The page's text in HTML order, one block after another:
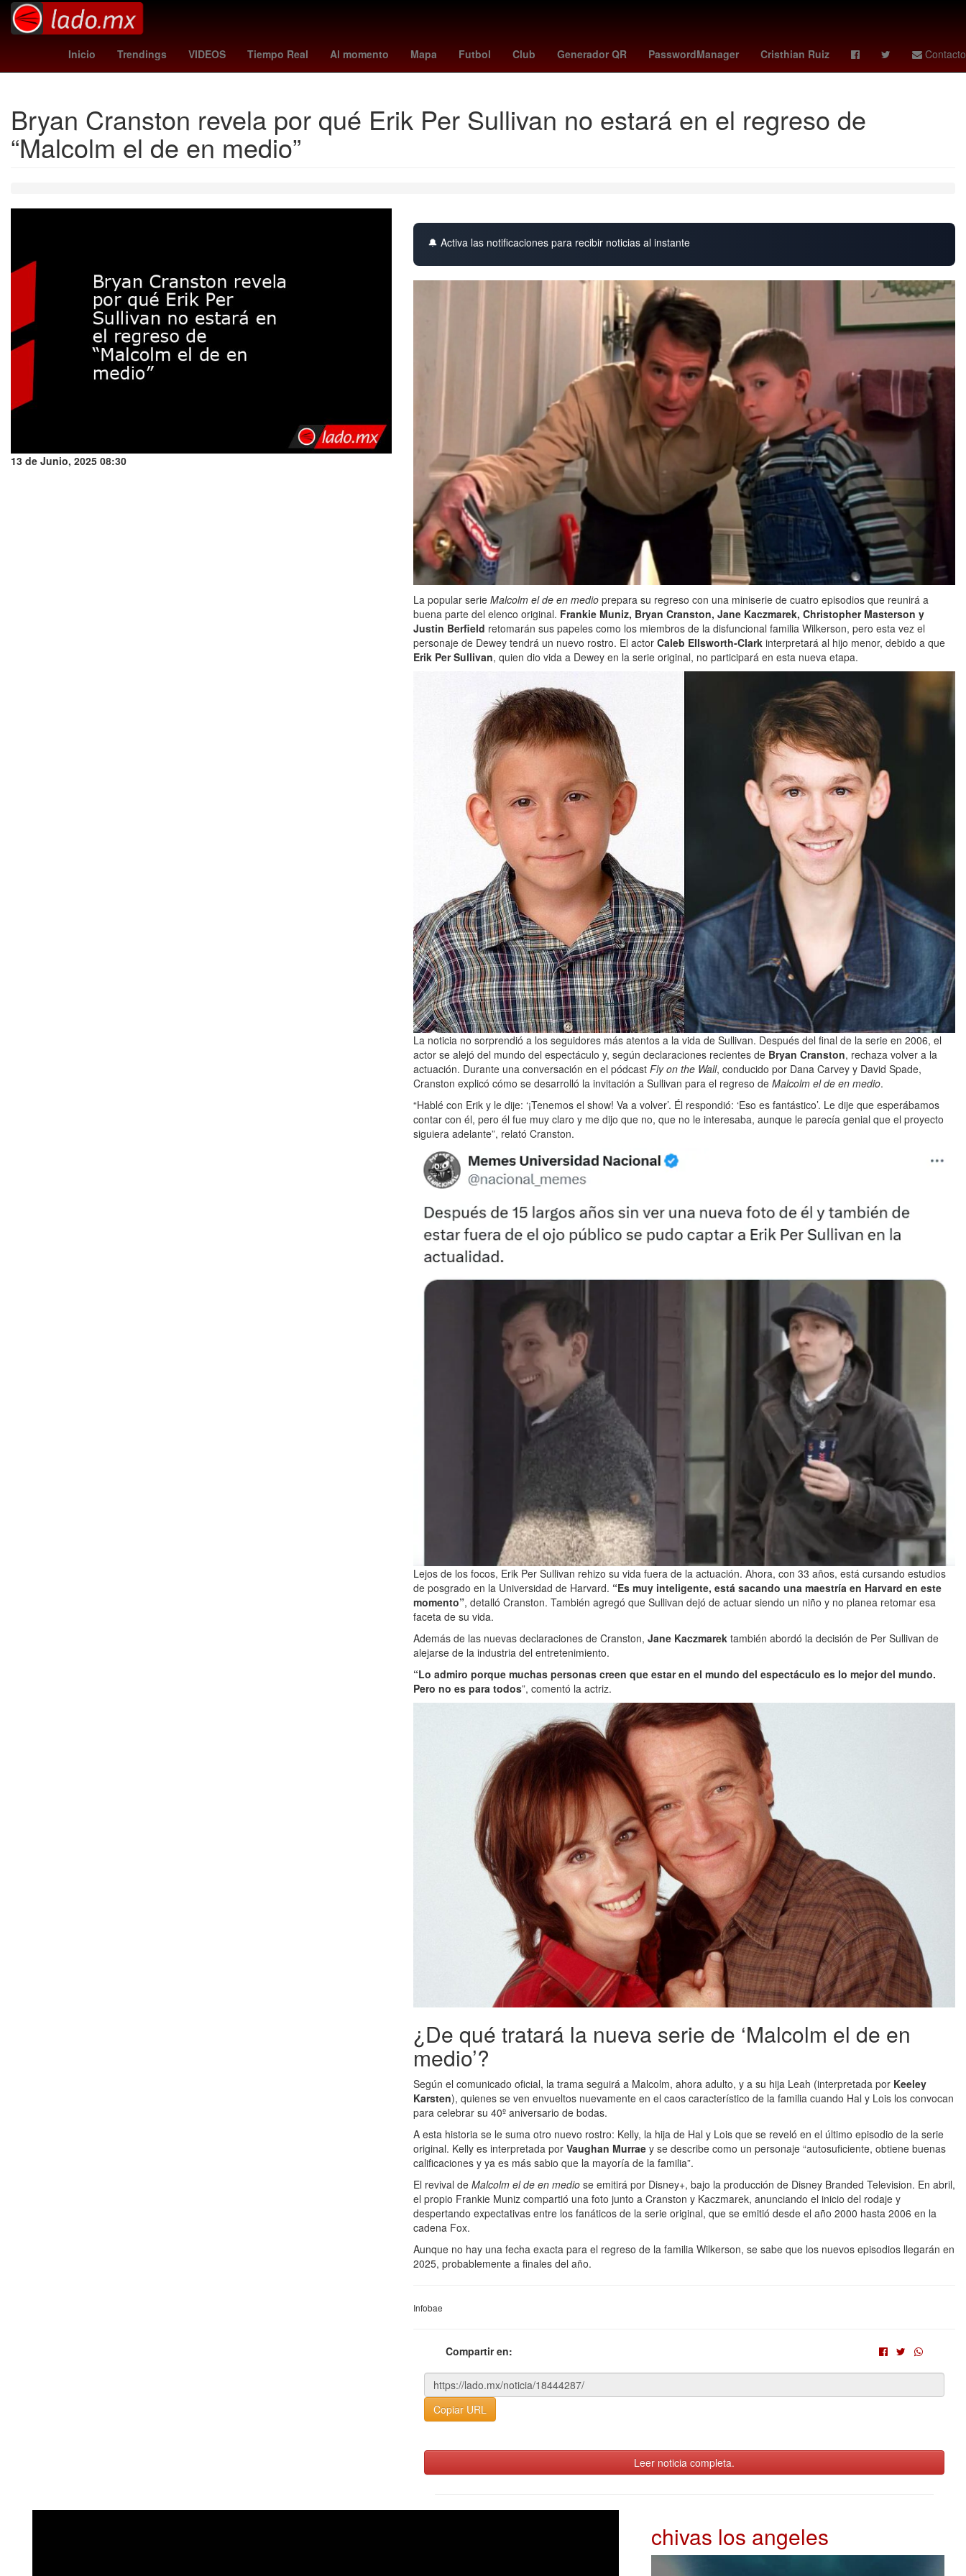
Inicio Trendings VIDEOS Tiempo Real Al momento Mapa Futbol Club Generador QR PasswordManager Cristhian Ruiz Contacto
China Calzada Zavaleta vincular linea Aguascalientes Senador Perú Pago Brasil Argentina Scotiabank
Bryan Cranston revela por qué Erik Per Sullivan no estará en el regreso de
“Malcolm el de en medio”
13 de Junio, 2025 08:30
🔔 Activa las notificaciones para recibir noticias al instante
La popular serie Malcolm el de en medio prepara su regreso con una miniserie de cuatro episodios que reunirá a
buena parte del elenco original. Frankie Muniz, Bryan Cranston, Jane Kaczmarek, Christopher Masterson y
Justin Berfield retomarán sus papeles como los miembros de la disfuncional familia Wilkerson, pero esta vez el
personaje de Dewey tendrá un nuevo rostro. El actor Caleb Ellsworth-Clark interpretará al hijo menor, debido a que
Erik Per Sullivan, quien dio vida a Dewey en la serie original, no participará en esta nueva etapa.
La noticia no sorprendió a los seguidores más atentos a la vida de Sullivan. Después del final de la serie en 2006, el
actor se alejó del mundo del espectáculo y, según declaraciones recientes de Bryan Cranston, rechaza volver a la
actuación. Durante una conversación en el pódcast Fly on the Wall, conducido por Dana Carvey y David Spade,
Cranston explicó cómo se desarrolló la invitación a Sullivan para el regreso de Malcolm el de en medio.
“Hablé con Erik y le dije: ‘¡Tenemos el show! Va a volver’. Él respondió: ‘Eso es fantástico’. Le dije que esperábamos
contar con él, pero él fue muy claro y me dijo que no, que no le interesaba, aunque le parecía genial que el proyecto
siguiera adelante”, relató Cranston.
Lejos de los focos, Erik Per Sullivan rehizo su vida fuera de la actuación. Ahora, con 33 años, está cursando estudios
de posgrado en la Universidad de Harvard. “Es muy inteligente, está sacando una maestría en Harvard en este
momento”, detalló Cranston. También agregó que Sullivan dejó de actuar siendo un niño y no planea retomar esa
faceta de su vida.
Además de las nuevas declaraciones de Cranston, Jane Kaczmarek también abordó la decisión de Per Sullivan de
alejarse de la industria del entretenimiento.
“Lo admiro porque muchas personas creen que estar en el mundo del espectáculo es lo mejor del mundo.
Pero no es para todos”, comentó la actriz.
¿De qué tratará la nueva serie de ‘Malcolm el de en
medio’?
Según el comunicado oficial, la trama seguirá a Malcolm, ahora adulto, y a su hija Leah (interpretada por Keeley
Karsten), quienes se ven envueltos nuevamente en el caos característico de la familia cuando Hal y Lois los convocan
para celebrar su 40º aniversario de bodas.
A esta historia se le suma otro nuevo rostro: Kelly, la hija de Hal y Lois que se reveló en el último episodio de la serie
original. Kelly es interpretada por Vaughan Murrae y se describe como un personaje “autosuficiente, obtiene buenas
calificaciones y ya es más sabio que la mayoría de la familia”.
El revival de Malcolm el de en medio se emitirá por Disney+, bajo la producción de Disney Branded Television. En abril,
el propio Frankie Muniz compartió una foto junto a Cranston y Kaczmarek, anunciando el inicio del rodaje y
despertando expectativas entre los fanáticos de la serie original, que se emitió desde el año 2000 hasta 2006 en la
cadena Fox.
Aunque no hay una fecha exacta para el regreso de la familia Wilkerson, se sabe que los nuevos episodios llegarán en
2025, probablemente a finales del año.
Infobae
Compartir en:
Copiar URL
Leer noticia completa.
chivas los angeles